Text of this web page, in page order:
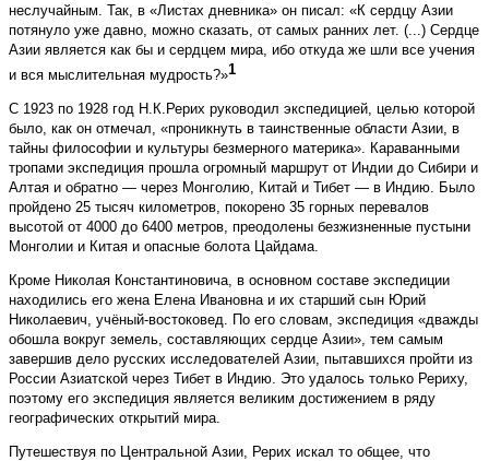
неслучайным. Так, в «Листах дневника» он писал: «К сердцу Азии
потянуло уже давно, можно сказать, от самых ранних лет. (...) Сердце
Азии является как бы и серд­цем мира, ибо откуда же шли все учения
и вся мыслительная мудрость?»1
С 1923 по 1928 год Н.К.Рерих руководил экспедицией, целью которой
было, как он отмечал, «проникнуть в таинственные области Азии, в
тайны философии и культуры безмерного материка». Караванными
тропами экспедиция прошла огромный маршрут от Индии до Сибири и
Алтая и обратно — через Монголию, Китай и Тибет — в Индию. Было
пройдено 25 тысяч километров, покорено 35 горных перевалов
высотой от 4000 до 6400 метров, преодолены безжизненные пустыни
Монголии и Китая и опасные болота Цайдама.
Кроме Николая Константиновича, в основном составе экспедиции
находились его жена Елена Ивановна и их старший сын Юрий
Николаевич, учёный-востоковед. По его словам, экспедиция «дважды
обошла вокруг земель, составляющих сердце Азии», тем самым
завершив дело русских исследователей Азии, пытавшихся пройти из
России Азиатской через Тибет в Индию. Это удалось только Рериху,
поэтому его экспедиция является великим достижением в ряду
географических открытий мира.
Путешествуя по Центральной Азии, Рерих искал то общее, что